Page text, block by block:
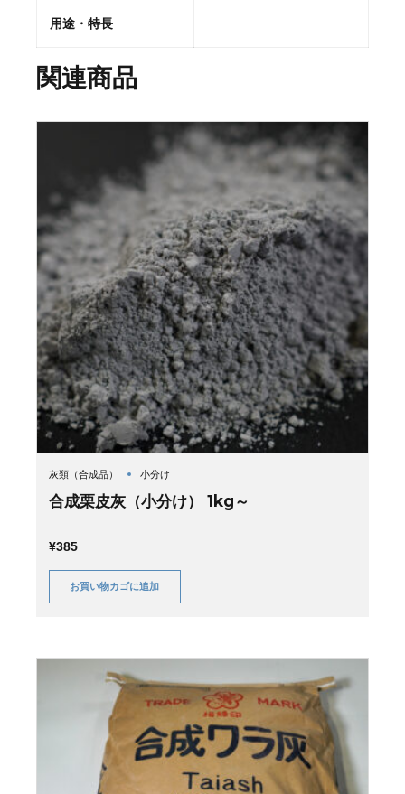
用途・特長
関連商品
灰類（合成品） 小分け
合成栗皮灰（小分け） 1kg～
¥385
お買い物カゴに追加